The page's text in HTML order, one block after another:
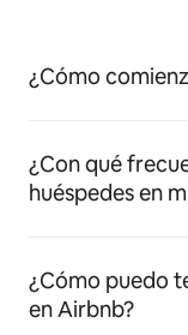
¿Cómo
¿Con qué
huéspedes en
¿Cómo puedo
en Airbnb?